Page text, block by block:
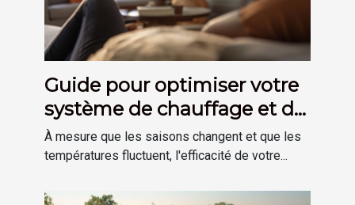
Guide pour optimiser votre
système de chauffage et de
plomberie à domicile
À mesure que les saisons changent et que les
températures fluctuent, l'efficacité de votre...